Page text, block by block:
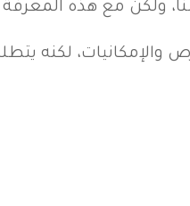
ولكن مع هذه
والإمكانيات،